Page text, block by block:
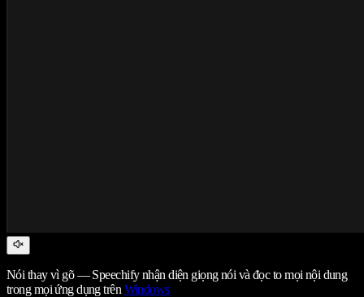
Nói thay vì gõ — Speechify nhận diện giọng nói và đọc to mọi nội dung
trong mọi ứng dụng trên Windows